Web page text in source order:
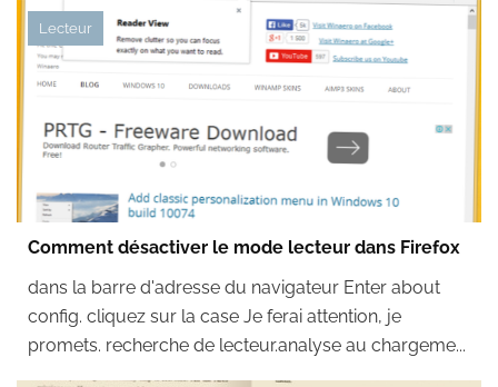
Lecteur
Comment désactiver le mode lecteur dans Firefox
dans la barre d'adresse du navigateur Enter about
config. cliquez sur la case Je ferai attention, je
promets. recherche de lecteur.analyse au chargeme...